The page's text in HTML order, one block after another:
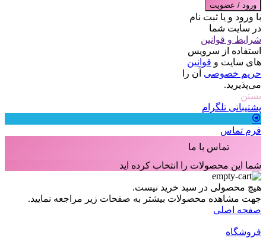
ورود / عضویت
با ورود و یا ثبت نام
در سایت شما
شرایط و قوانین
استفاده از سرویس
های سایت و قوانین
حریم خصوصی آن را
می‌پذیرید.
بستن
پشتیبانی تلگرام
فرم تماس
تماس با ما
شما این محصولات را انتخاب کرده اید
هیچ محصولی در سبد خرید نیست.
جهت مشاهده محصولات بیشتر به صفحات زیر مراجعه نمایید.
صفحه اصلی
فروشگاه